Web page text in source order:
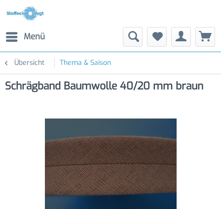
Menü
Übersicht Thema & Saison
Schrägband Baumwolle 40/20 mm braun